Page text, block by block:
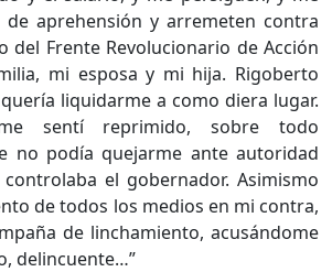
aprehensión y arremeten contra
del Frente Revolucionario de Acción
mi esposa y mi hija. Rigoberto
liquidarme a como diera lugar.
me sentí reprimido, sobre todo
no podía quejarme ante autoridad
el gobernador. Asimismo
de todos los medios en mi contra,
de linchamiento, acusándome
delincuente…”